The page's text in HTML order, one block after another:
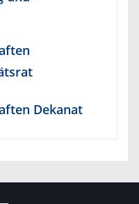
Dekanat